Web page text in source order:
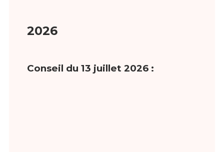
2026
Conseil du 13 juillet 2026 :